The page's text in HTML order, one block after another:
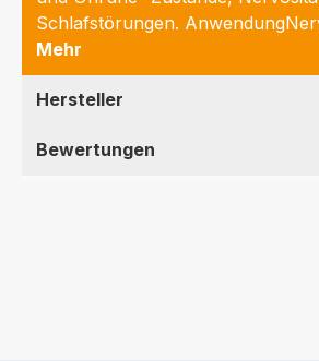
Schlafstörungen.
Mehr
Hersteller
Bewertungen